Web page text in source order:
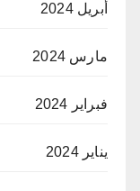
أبريل 2024
مارس 2024
فبراير 2024
يناير 2024